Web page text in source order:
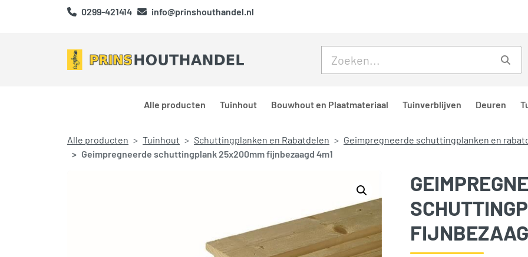
0299-421414 info@prinshouthandel.nl
Alle producten Tuinhout Bouwhout en Plaatmateriaal Tuinverblijven Deuren
Alle producten Tuinhout Schuttingplanken en Rabatdelen Geimpregneerde schuttingplanken en
Geimpregneerde schuttingplank 25x200mm fijnbezaagd 4m1